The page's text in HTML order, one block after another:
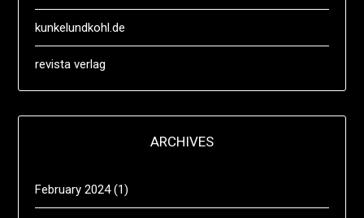
kunkelundkohl.de
revista verlag
ARCHIVES
February 2024(1)